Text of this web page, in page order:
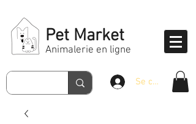
Pet Market
Animalerie en ligne
Se connecter